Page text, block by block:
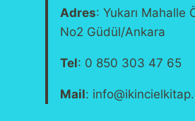
Adres: Yukarı Mahalle
No2 Güdül/Ankara
Tel: 0 850 303 47 65
Mail: